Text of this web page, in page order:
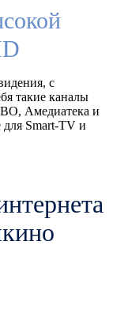
с
такие каналы
Амедиатека и
Smart-TV и